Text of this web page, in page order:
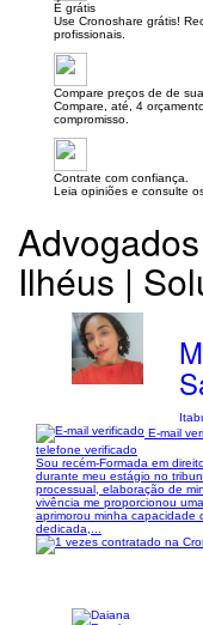
É grátis
Use Cronoshare grátis!
profissionais.
Compare preços de de
Compare, até, 4
compromisso.
Contrate com confiança.
Leia opiniões e consulte
Ilhéus |
E-mail
telefone verificado
Sou recém-Formada em
durante meu estágio no
processual, elaboração de
vivência me proporcionou
aprimorou minha capacidade
dedicada,...